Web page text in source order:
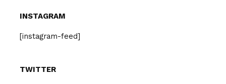
INSTAGRAM
[instagram-feed]
TWITTER